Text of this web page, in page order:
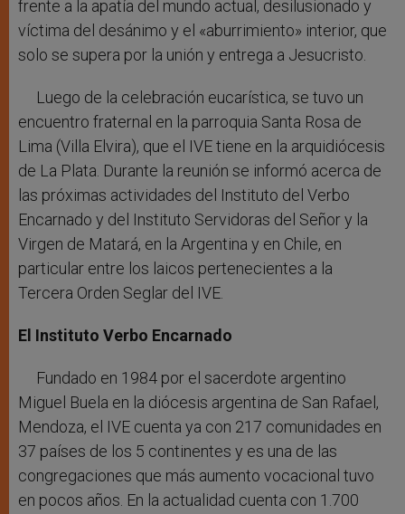
frente a la apatía del mundo actual, desilusionado y
víctima del desánimo y el «aburrimiento» interior, que
solo se supera por la unión y entrega a Jesucristo.
Luego de la celebración eucarística, se tuvo un
encuentro fraternal en la parroquia Santa Rosa de
Lima (Villa Elvira), que el IVE tiene en la arquidiócesis
de La Plata. Durante la reunión se informó acerca de
las próximas actividades del Instituto del Verbo
Encarnado y del Instituto Servidoras del Señor y la
Virgen de Matará, en la Argentina y en Chile, en
particular entre los laicos pertenecientes a la
Tercera Orden Seglar del IVE.
El Instituto Verbo Encarnado
Fundado en 1984 por el sacerdote argentino
Miguel Buela en la diócesis argentina de San Rafael,
Mendoza, el IVE cuenta ya con 217 comunidades en
37 países de los 5 continentes y es una de las
congregaciones que más aumento vocacional tuvo
en pocos años. En la actualidad cuenta con 1.700